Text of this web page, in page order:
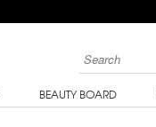
BEAUTY BOARD